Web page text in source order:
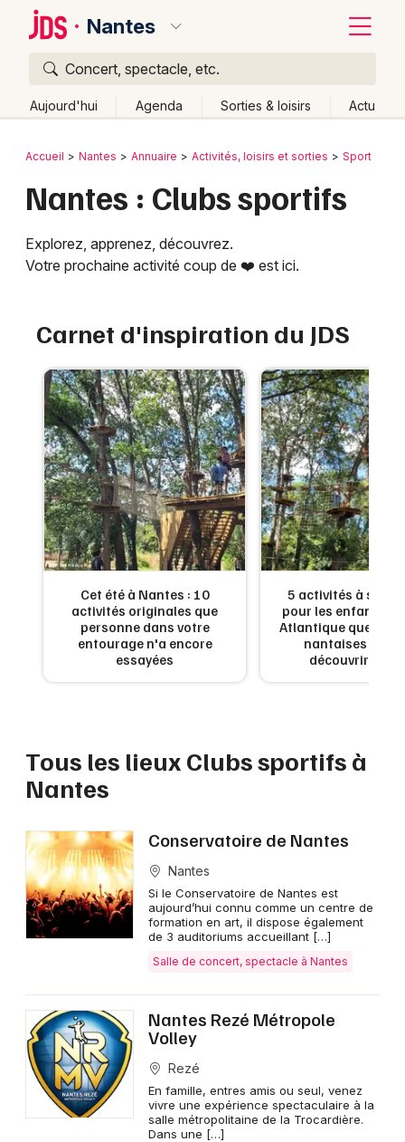
Nantes
Concert, spectacle, etc.
Aujourd'hui Agenda Sorties & loisirs Actu
Publier un événement
Grands événements
Foires & salons
Spectacles
Concerts
Sports
Soirées
Sorties famille
Clubs sportifs dans les Pays de la Loire
Newsletter des sorties
Artistes en tournée
Magazine à Nantes
Bordeaux
Lille
Marseille
Mulhouse
Montpellier
Nantes
Nice
Paris
Strasbourg
Toulouse
Toutes les villes
Retour
Accueil Nantes Annuaire Activités, loisirs et sorties Sport
Nantes : Clubs sportifs
Explorez, apprenez, découvrez.
Votre prochaine activité coup de ❤️ est ici.
Carnet d'inspiration du JDS
Cet été à Nantes : 10
activités originales que
personne dans votre
entourage n'a encore
essayées
5 activités à
pour les enfants en
Atlantique que les
nantaises
découvrir cet
Tous les lieux Clubs sportifs à
Nantes
Conservatoire de Nantes
Nantes
Si le Conservatoire de Nantes est
aujourd’hui connu comme un centre de
formation en art, il dispose également
de 3 auditoriums accueillant […]
Salle de concert, spectacle à Nantes
Nantes Rezé Métropole
Volley
Rezé
En famille, entres amis ou seul, venez
vivre une expérience spectaculaire à la
salle métropolitaine de la Trocardière.
Dans une […]
Quoi ?
Où ?
Pays de la Loire
Partout Près de moi Changer de lieu
Quand ?
Aujourd'hui
Demain Ce week-end Autre